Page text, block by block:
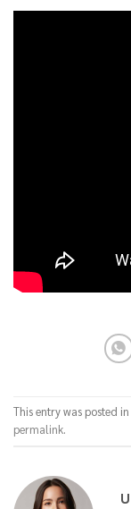
This entry was posted in
permalink.